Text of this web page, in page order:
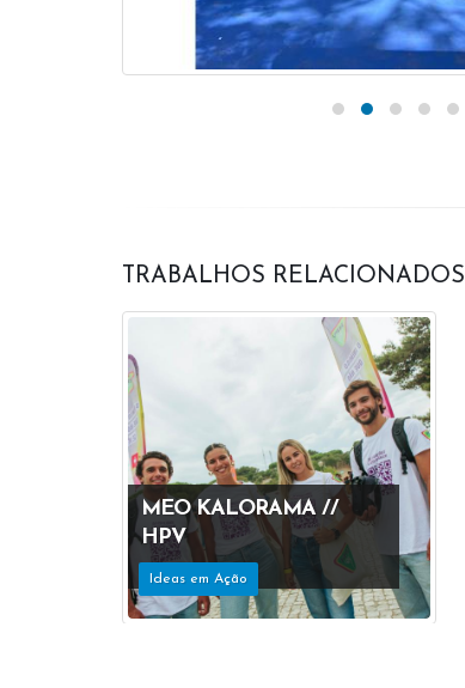
TRABALHOS RELACIONADOS
MEO KALORAMA //
HPV
Ideas em Ação